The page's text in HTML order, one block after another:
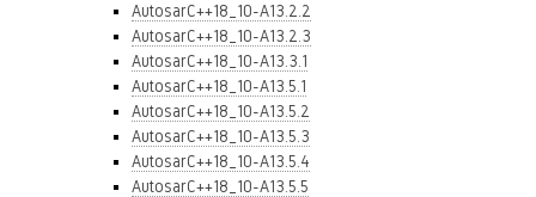
AutosarC++18_10-A13.2.2
AutosarC++18_10-A13.2.3
AutosarC++18_10-A13.3.1
AutosarC++18_10-A13.5.1
AutosarC++18_10-A13.5.2
AutosarC++18_10-A13.5.3
AutosarC++18_10-A13.5.4
AutosarC++18_10-A13.5.5